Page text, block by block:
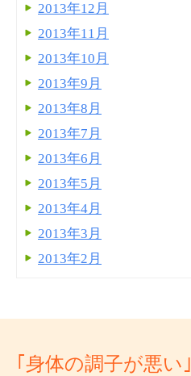
2013年12月
2013年11月
2013年10月
2013年9月
2013年8月
2013年7月
2013年6月
2013年5月
2013年4月
2013年3月
2013年2月
｢身体の調子が悪い｣